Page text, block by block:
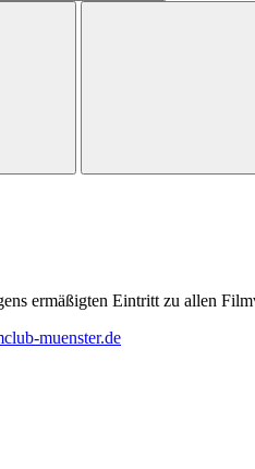
ermäßigten Eintritt zu allen
muenster.de